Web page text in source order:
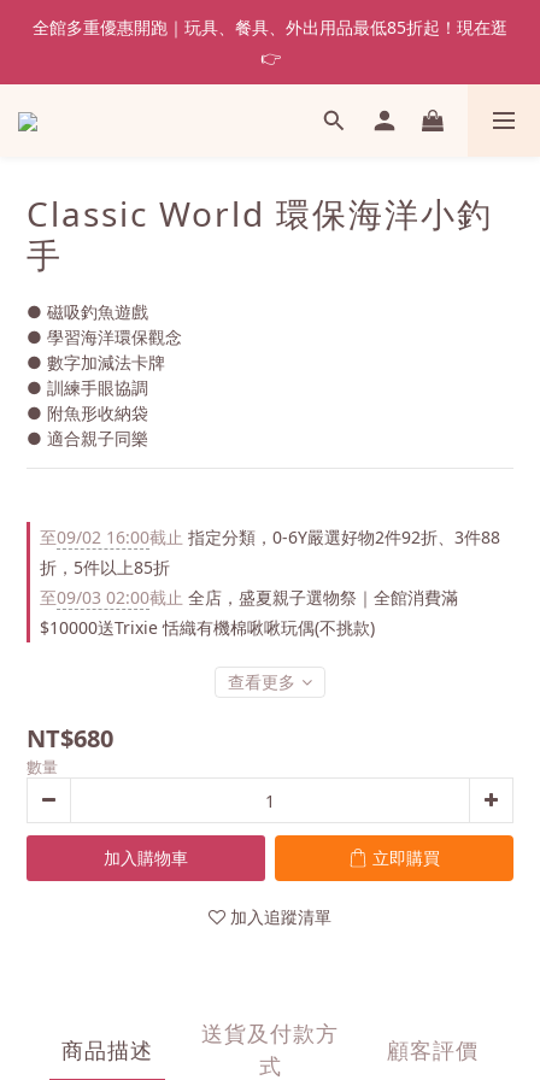
全館多重優惠開跑｜玩具、餐具、外出用品最低85折起！現在逛
👉
Classic World 環保海洋小釣
手
● 磁吸釣魚遊戲
● 學習海洋環保觀念
● 數字加減法卡牌
● 訓練手眼協調
● 附魚形收納袋
● 適合親子同樂
至09/02 16:00截止 指定分類，0-6Y嚴選好物2件92折、3件88
折，5件以上85折
至09/03 02:00截止 全店，盛夏親子選物祭｜全館消費滿
$10000送Trixie 恬織有機棉啾啾玩偶(不挑款)
查看更多
NT$680
數量
加入購物車 立即購買
加入追蹤清單
商品描述
送貨及付款方
式
顧客評價